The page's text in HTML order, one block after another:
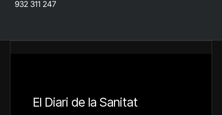
932 311 247